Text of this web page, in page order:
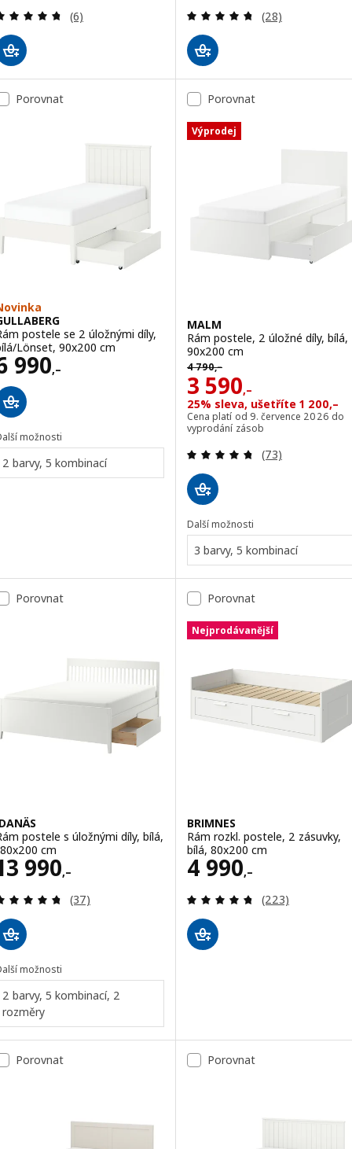
Recenze: 4.7 z 5 hvězdy. Celkem recenzí:
(6) Recenze: 4.7 z
(28)
Porovnat
postele se 2 úložnými díly,
Lönset, 90x200 cm
990,–
6990,–
možnosti
2 barvy, 5 kombinací
Porovnat
Výprodej
MALM
Rám postele, 2 úložné díly, bílá,
90x200 cm
4 790,–
Původní cena 4790,–
3 590,–
Cena 3590,–
25% sleva, ušetříte 1 200,–
Cena platí od 9. července 2026 do
vyprodání zásob
Recenze: 4.7 z
(73)
Další možnosti
3 barvy, 5 kombinací
Porovnat
postele s úložnými díly, bílá,
cm
990,–
13990,–
Recenze: 4.7 z 5 hvězdy. Celkem recenzí:
(37)
možnosti
2 barvy, 5 kombinací, 2
rozměry
Porovnat
Nejprodávanější
BRIMNES
Rám rozkl. postele, 2 zásuvky,
bílá, 80x200 cm
4 990,–
Cena 4990,–
Recenze: 4.7 z
(223)
Porovnat Porovnat